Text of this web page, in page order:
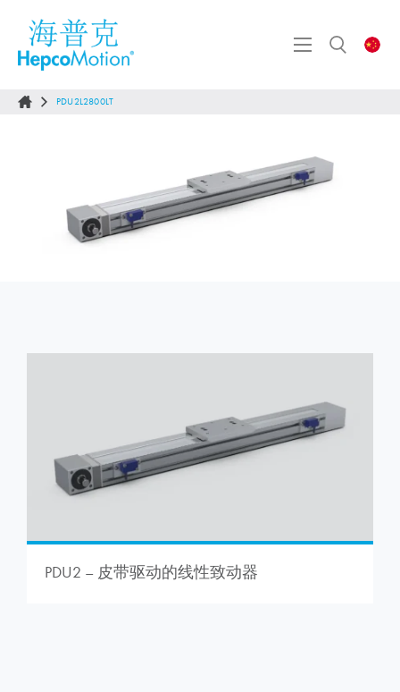
PDU2L2800LT
PDU2 – 皮带驱动的线性致动器